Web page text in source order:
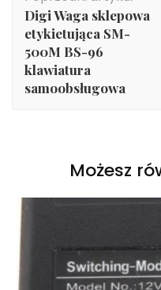
Digi Waga sklepowa
etykietująca SM-
500M BS-96
klawiatura
samoobsługowa
Możesz